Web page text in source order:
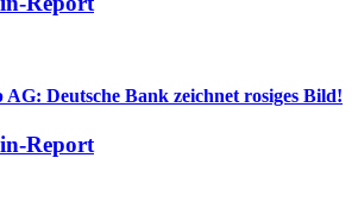
Deutsche Bank zeichnet rosiges Bild!
Report